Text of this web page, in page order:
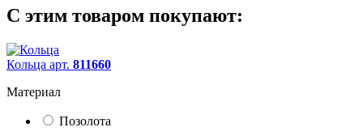
С этим товаром покупают:
Кольца арт. 811660
Материал
Позолота